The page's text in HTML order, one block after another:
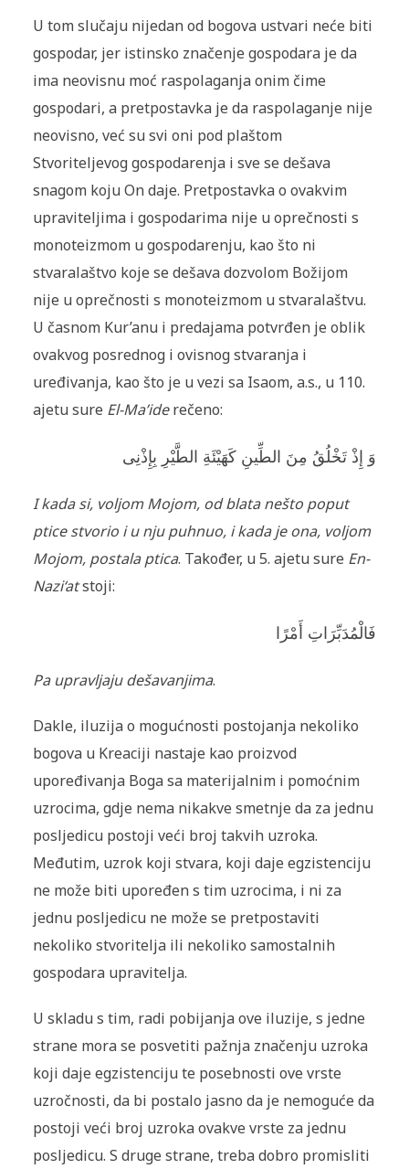
U tom slučaju nijedan od bogova ustvari neće biti
gospodar, jer istinsko značenje gospodara je da
ima neovisnu moć raspolaganja onim čime
gospodari, a pretpostavka je da raspolaganje nije
neovisno, već su svi oni pod plaštom
Stvoriteljevog gospodarenja i sve se dešava
snagom koju On daje. Pretpostavka o ovakvim
upraviteljima i gospodarima nije u oprečnosti s
monoteizmom u gospodarenju, kao što ni
stvaralaštvo koje se dešava dozvolom Božijom
nije u oprečnosti s monoteizmom u stvaralaštvu.
U časnom Kur’anu i predajama potvrđen je oblik
ovakvog posrednog i ovisnog stvaranja i
uređivanja, kao što je u vezi sa Isaom, a.s., u 110.
ajetu sure El-Ma’iderečeno:
وَ إِذْ تَخْلُقُ مِنَ الطِّينِ كَهَيْئَةِ الطَّيْرِ بِإِذْنِى
I kada si, voljom Mojom, od blata nešto poput
ptice stvorio i u nju puhnuo, i kada je ona, voljom
Mojom, postala ptica. Također, u 5. ajetu sure En-
Nazi‘atstoji:
فَالْمُدَبِّرَاتِ أَمْرًا
Pa upravljaju dešavanjima.
Dakle, iluzija o mogućnosti postojanja nekoliko
bogova u Kreaciji nastaje kao proizvod
upoređivanja Boga sa materijalnim i pomoćnim
uzrocima, gdje nema nikakve smetnje da za jednu
posljedicu postoji veći broj takvih uzroka.
Međutim, uzrok koji stvara, koji daje egzistenciju
ne može biti upoređen s tim uzrocima, i ni za
jednu posljedicu ne može se pretpostaviti
nekoliko stvoritelja ili nekoliko samostalnih
gospodara upravitelja.
U skladu s tim, radi pobijanja ove iluzije, s jedne
strane mora se posvetiti pažnja značenju uzroka
koji daje egzistenciju te posebnosti ove vrste
uzročnosti, da bi postalo jasno da je nemoguće da
postoji veći broj uzroka ovakve vrste za jednu
posljedicu. S druge strane, treba dobro promisliti